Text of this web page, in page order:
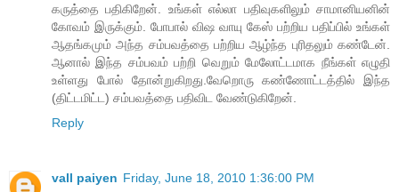
கருத்தை பதிகிறேன். உங்கள் எல்லா பதிவுகளிலும் சாமானியனின்
கோவம் இருக்கும். போபால் விஷ வாயு கேஸ் பற்றிய பதிப்பில் உங்கள்
ஆதங்கமும் அந்த சம்பவத்தை பற்றிய ஆழ்ந்த புரிதலும் கண்டேன்.
ஆனால் இந்த சம்பவம் பற்றி வெறும் மேலோட்டமாக நீங்கள் எழுதி
உள்ளது போல் தோன்றுகிறது.வேறொரு கண்ணோட்டத்தில் இந்த
(திட்டமிட்ட) சம்பவத்தை பதிவிட வேண்டுகிறேன்.
Reply
vall paiyen Friday, June 18, 2010 1:36:00 PM